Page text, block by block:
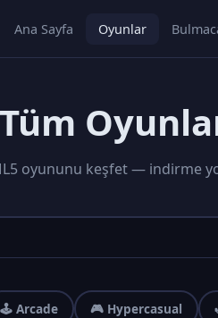
Ana Sayfa Oyunlar
oyununu keşfet — indirme
🕹️ Arcade 🎮 Hypercasual